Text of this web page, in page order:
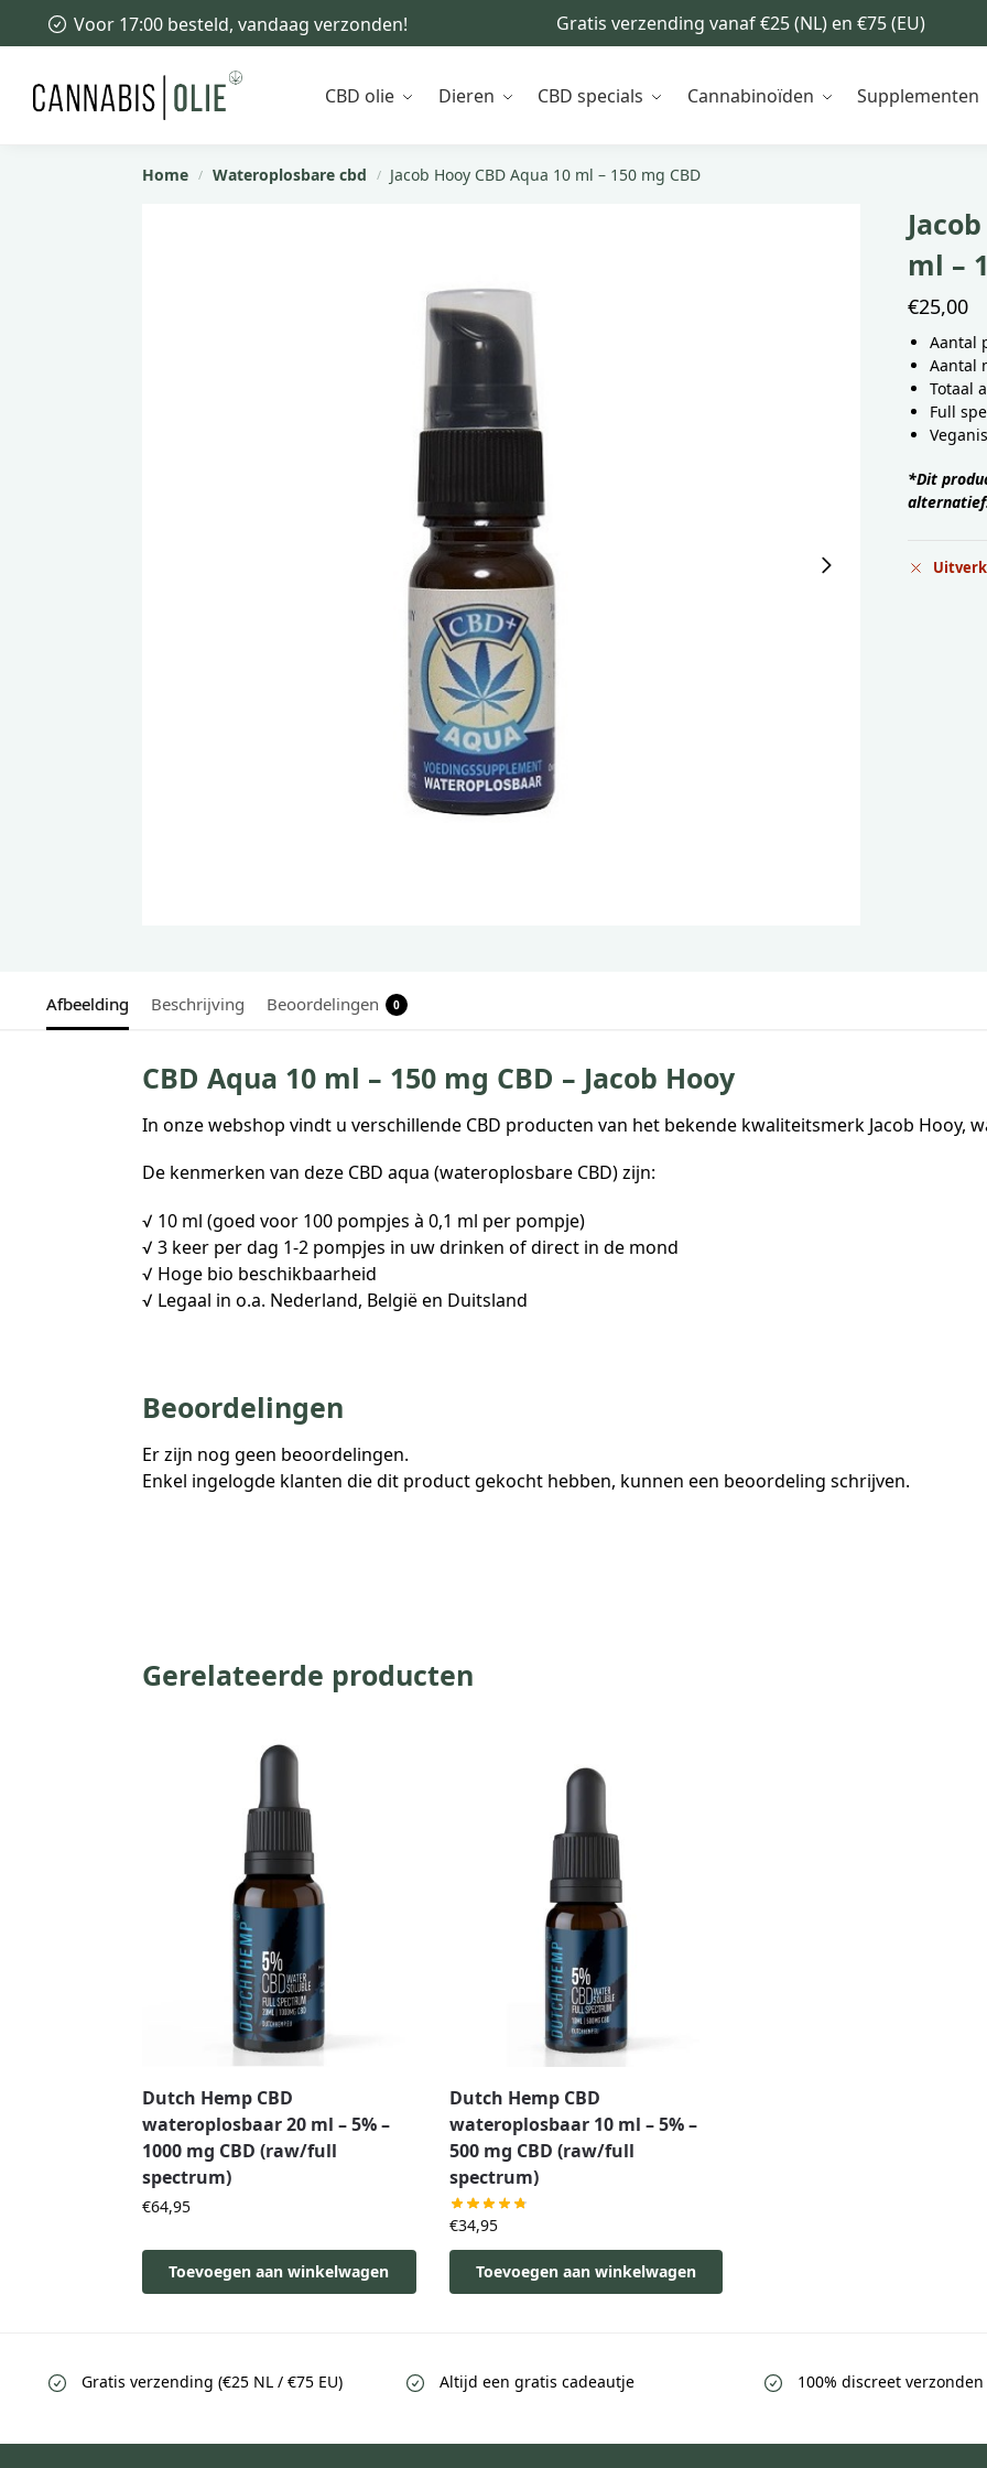
Voor 17:00 besteld, vandaag verzonden! Gratis verzending vanaf €25 (NL) en €75 (EU)
CBD olie Dieren CBD specials Cannabinoïden Supplementen
Recent toegevoegd
Home / Wateroplosbare cbd / Jacob Hooy CBD Aqua 10 ml – 150 mg CBD
ml –
€25,00
Aantal
Aantal
Totaal
Full
*Dit
Afbeelding Beschrijving Beoordelingen 0
CBD Aqua 10 ml – 150 mg CBD – Jacob Hooy
In onze webshop vindt u verschillende CBD producten van het bekende kwaliteitsmerk Jacob Hooy,
De kenmerken van deze CBD aqua (wateroplosbare CBD) zijn:
√ 10 ml (goed voor 100 pompjes à 0,1 ml per pompje)
√ 3 keer per dag 1-2 pompjes in uw drinken of direct in de mond
√ Hoge bio beschikbaarheid
√ Legaal in o.a. Nederland, België en Duitsland
Beoordelingen
Er zijn nog geen beoordelingen.
Enkel ingelogde klanten die dit product gekocht hebben, kunnen een beoordeling schrijven.
Gerelateerde producten
Dutch Hemp CBD
wateroplosbaar 20 ml – 5% –
1000 mg CBD (raw/full
spectrum)
€64,95
Toevoegen aan winkelwagen
Dutch Hemp CBD
wateroplosbaar 10 ml – 5% –
500 mg CBD (raw/full
spectrum)
€34,95
Toevoegen aan winkelwagen
Gratis verzending (€25 NL / €75 EU) Altijd een gratis cadeautje 100% discreet verzonden